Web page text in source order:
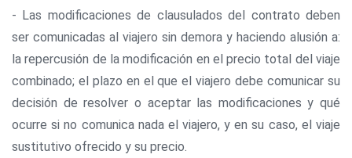
- Las modificaciones de clausulados del contrato deben
ser comunicadas al viajero sin demora y haciendo alusión a:
la repercusión de la modificación en el precio total del viaje
combinado; el plazo en el que el viajero debe comunicar su
decisión de resolver o aceptar las modificaciones y qué
ocurre si no comunica nada el viajero, y en su caso, el viaje
sustitutivo ofrecido y su precio.